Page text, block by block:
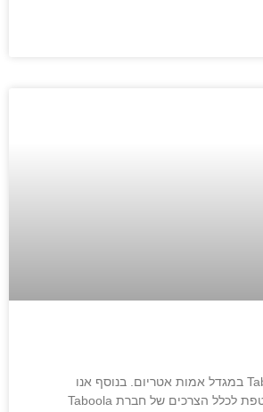
משרדי חברת Taboola במגדל אמות אטריום. בנוסף אנו
מבצעים אחזקה שוטפת לכלל הצרכים של חברת Taboola